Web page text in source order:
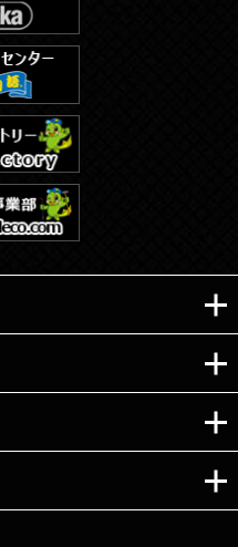
right reserved.